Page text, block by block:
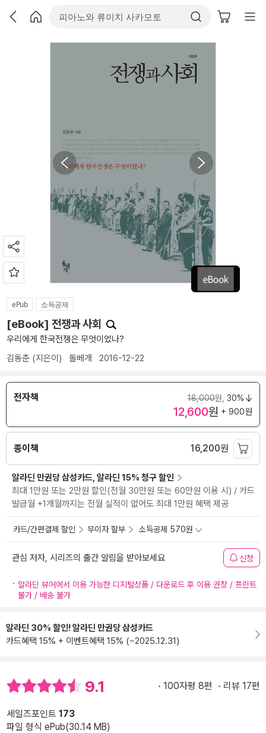
ePub 소득공제
[eBook] 전쟁과 사회
우리에게 한국전쟁은 무엇이었나?
김동춘 (지은이) 돌베개 2016-12-22
전자책 18,000원, 30%
12,600원 + 900원
종이책 16,200원
알라딘 만권당 삼성카드, 알라딘 15% 청구 할인
최대 1만원 또는 2만원 할인(전월 30만원 또는 60만원 이용 시) / 카드
발급월 +1개월까지는 전월 실적이 없어도 최대 1만원 혜택 제공
카드/간편결제 할인 무이자 할부 소득공제 570원
관심 저자, 시리즈의 출간 알림을 받아보세요 신청
알라딘 뷰어에서 이용 가능한 디지털상품 / 다운로드 후 이용 권장 / 프린트
불가 / 배송 불가
알라딘 30% 할인! 알라딘 만권당 삼성카드
카드혜택 15% + 이벤트혜택 15% (~2025.12.31)
9.1 100자평 8편 리뷰 17편
세일즈포인트 173
파일 형식 ePub(30.14 MB)